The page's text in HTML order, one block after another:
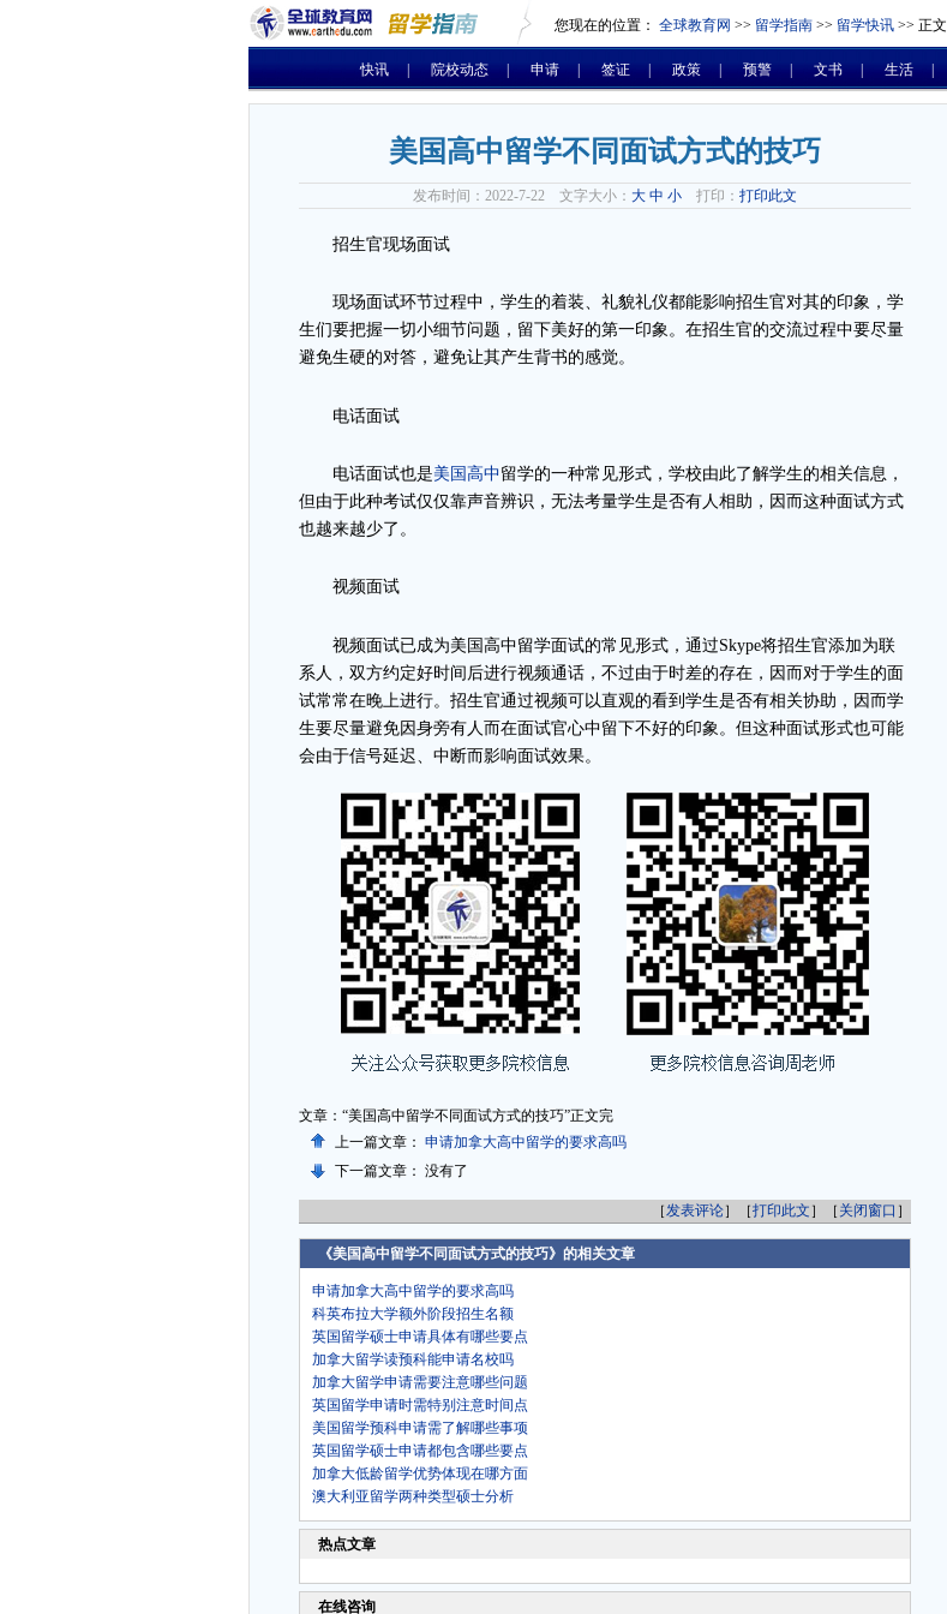
您现在的位置： 全球教育网 >> 留学指南 >> 留学快讯 >> 正文
快讯 院校动态 申请 签证 政策 预警 文书 生活
美国高中留学不同面试方式的技巧
发布时间：2022-7-22 文字大小： 大 中 小 打印： 打印此文
招生官现场面试
现场面试环节过程中，学生的着装、礼貌礼仪都能影响招生官对其的印象，学
生们要把握一切小细节问题，留下美好的第一印象。在招生官的交流过程中要尽量
避免生硬的对答，避免让其产生背书的感觉。
电话面试
电话面试也是美国高中留学的一种常见形式，学校由此了解学生的相关信息，
但由于此种考试仅仅靠声音辨识，无法考量学生是否有人相助，因而这种面试方式
也越来越少了。
视频面试
视频面试已成为美国高中留学面试的常见形式，通过Skype将招生官添加为联
系人，双方约定好时间后进行视频通话，不过由于时差的存在，因而对于学生的面
试常常在晚上进行。招生官通过视频可以直观的看到学生是否有相关协助，因而学
生要尽量避免因身旁有人而在面试官心中留下不好的印象。但这种面试形式也可能
会由于信号延迟、中断而影响面试效果。
文章：“美国高中留学不同面试方式的技巧”正文完
上一篇文章： 申请加拿大高中留学的要求高吗
下一篇文章： 没有了
［发表评论］［打印此文 ］［ 关闭窗口 ］
《美国高中留学不同面试方式的技巧》的相关文章
申请加拿大高中留学的要求高吗
科英布拉大学额外阶段招生名额
英国留学硕士申请具体有哪些要点
加拿大留学读预科能申请名校吗
加拿大留学申请需要注意哪些问题
英国留学申请时需特别注意时间点
美国留学预科申请需了解哪些事项
英国留学硕士申请都包含哪些要点
加拿大低龄留学优势体现在哪方面
澳大利亚留学两种类型硕士分析
热点文章
在线咨询